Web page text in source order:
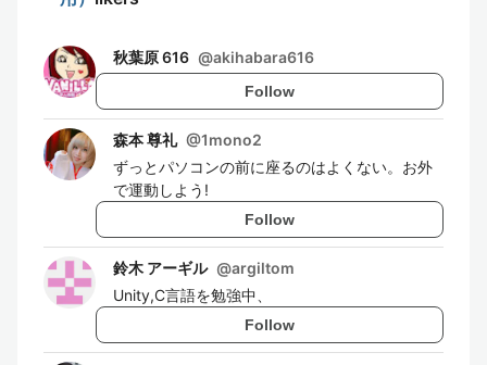
秋葉原 616 @akihabara616
Follow
森本 尊礼 @1mono2
ずっとパソコンの前に座るのはよくない。お外
で運動しよう!
Follow
鈴木 アーギル @argiltom
Unity,C言語を勉強中、
Follow